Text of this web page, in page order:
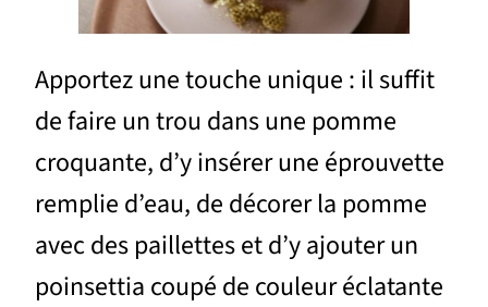
Apportez une touche unique : il suffit
de faire un trou dans une pomme
croquante, d’y insérer une éprouvette
remplie d’eau, de décorer la pomme
avec des paillettes et d’y ajouter un
poinsettia coupé de couleur éclatante